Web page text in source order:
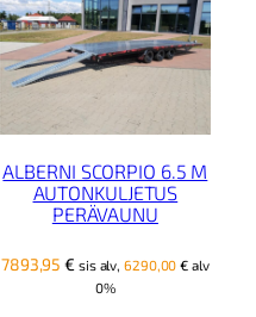
ALBERNI SCORPIO 6.5 M
AUTONKULJETUS
PERÄVAUNU
7893,95€ sis alv,6290,00€ alv
0%